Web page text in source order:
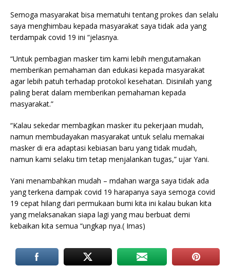
Semoga masyarakat bisa mematuhi tentang prokes dan selalu
saya menghimbau kepada masyarakat saya tidak ada yang
terdampak covid 19 ini “jelasnya.
“Untuk pembagian masker tim kami lebih mengutamakan
memberikan pemahaman dan edukasi kepada masyarakat
agar lebih patuh terhadap protokol kesehatan. Disinilah yang
paling berat dalam memberikan pemahaman kepada
masyarakat.”
“Kalau sekedar membagikan masker itu pekerjaan mudah,
namun membudayakan masyarakat untuk selalu memakai
masker di era adaptasi kebiasan baru yang tidak mudah,
namun kami selaku tim tetap menjalankan tugas,” ujar Yani.
Yani menambahkan mudah – mdahan warga saya tidak ada
yang terkena dampak covid 19 harapanya saya semoga covid
19 cepat hilang dari permukaan bumi kita ini kalau bukan kita
yang melaksanakan siapa lagi yang mau berbuat demi
kebaikan kita semua “ungkap nya.( Imas)